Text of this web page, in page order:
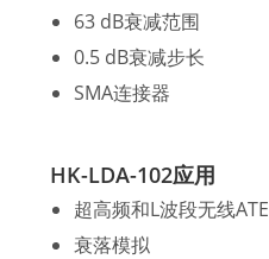
63 dB衰减范围
0.5 dB衰减步长
SMA连接器
HK-LDA-102应用
超高频和L波段无线ATE
衰落模拟